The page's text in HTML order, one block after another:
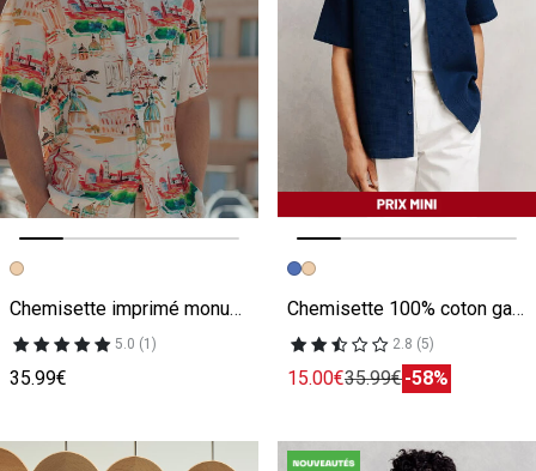
Image précédente
Image suivante
Chemisette imprimé monuments col requin
5.0 (1)
35.99€
Image précédente
Image suivante
Chemisette 100% coton gaufrée unie
2.8 (5)
15.00€35.99€-58%